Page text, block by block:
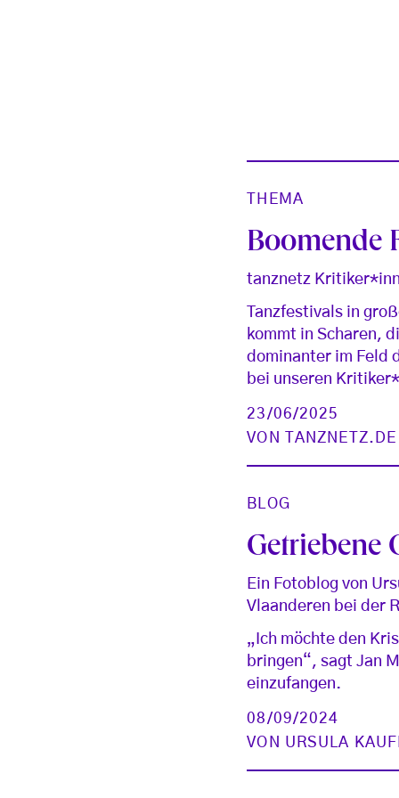
THEMA
Boomende
tanznetz
Tanzfestivals in
kommt in Scharen,
dominanter im Feld
bei unseren
23/06/2025
VON
BLOG
Getriebene
Ein Fotoblog von
Vlaanderen bei der
„Ich möchte den
bringen“, sagt Jan
einzufangen.
08/09/2024
VON URSULA